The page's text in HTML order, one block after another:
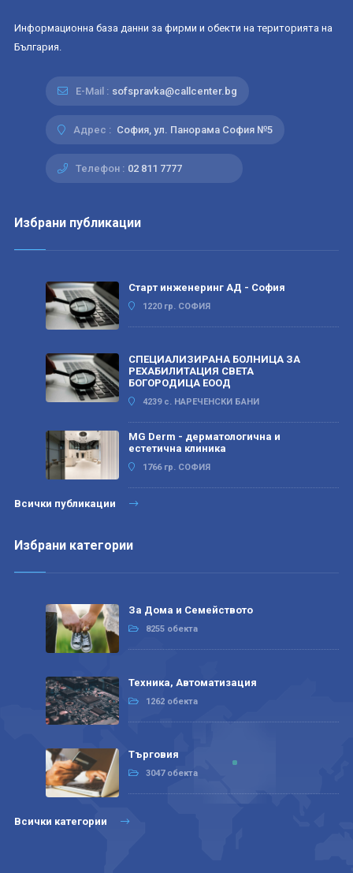
Информационна база данни за фирми и обекти на територията на
България.
E-Mail : sofspravka@callcenter.bg
Адрес : София, ул. Панорама София №5
Телефон : 02 811 7777
Избрани публикации
Старт инженеринг АД - София
1220 гр. СОФИЯ
СПЕЦИАЛИЗИРАНА БОЛНИЦА ЗА
РЕХАБИЛИТАЦИЯ СВЕТА
БОГОРОДИЦА ЕООД
4239 с. НАРЕЧЕНСКИ БАНИ
MG Derm - дерматологична и
естетична клиника
1766 гр. СОФИЯ
Всички публикации
Избрани категории
За Дома и Семейството
8255 обекта
Техника, Автоматизация
1262 обекта
Търговия
3047 обекта
Всички категории